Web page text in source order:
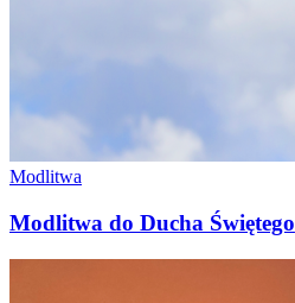
Modlitwa
Modlitwa do Ducha Świętego